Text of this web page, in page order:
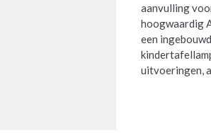
aanvulling
hoogwaardig
een
uitvoeringen,